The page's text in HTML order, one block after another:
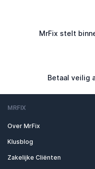
MrFix stelt
Betaal veilig
MRFIX
Over MrFix
Klusblog
Zakelijke Cliënten